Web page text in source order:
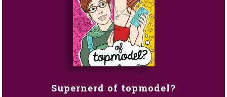
Supernerd of topmodel?